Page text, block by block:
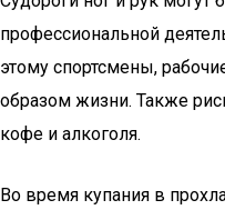
профессиональной
этому спортсмены,
образом жизни. Также
кофе и алкоголя.
Во время купания в